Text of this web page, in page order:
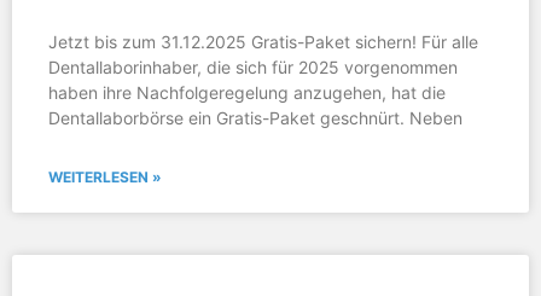
Jetzt bis zum 31.12.2025 Gratis-Paket sichern! Für alle
Dentallaborinhaber, die sich für 2025 vorgenommen
haben ihre Nachfolgeregelung anzugehen, hat die
Dentallaborbörse ein Gratis-Paket geschnürt. Neben
WEITERLESEN »